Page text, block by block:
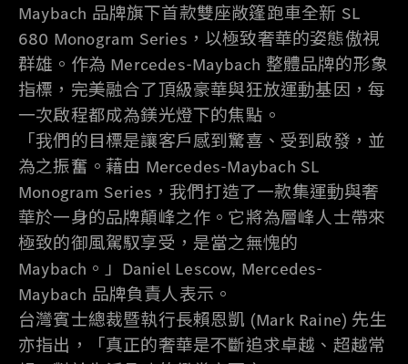
Maybach 品牌旗下首款雙座敞篷跑車全新 SL
680 Monogram Series，以極致奢華的姿態傲視
群雄。作為 Mercedes-Maybach 整體品牌的形象
指標，完美融合了頂級豪華與狂放運動基因，每
一次啟程都成為鎂光燈下的焦點。
「我們的目標是讓客戶感到驚喜、受到啟發，並
為之振奮。藉由 Mercedes-Maybach SL
Monogram Series，我們打造了一款集運動與奢
華於一身的品牌顛峰之作。它將為層峰人士帶來
極致的御風駕馭享受，是當之無愧的
Maybach。」Daniel Lescow, Mercedes-
Maybach 品牌負責人表示。
台灣賓士總裁暨執行長賴恩凱 (Mark Raine) 先生
亦指出，「真正的奢華是不斷追求卓越、超越常